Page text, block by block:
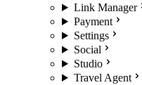
Link Manager
Payment
Settings
Social
Studio
Travel Agent